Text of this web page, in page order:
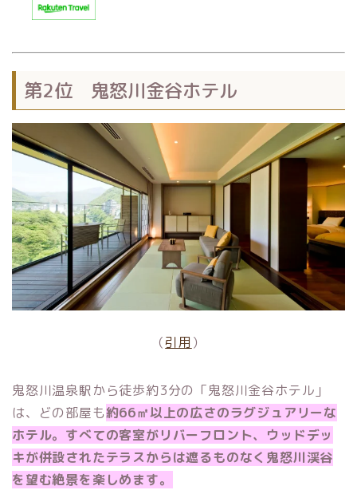
第2位 鬼怒川金谷ホテル
（引用 ）
鬼怒川温泉駅から徒歩約3分の「鬼怒川金谷ホテル」
は、どの部屋も約66㎡以上の広さのラグジュアリーな
ホテル。すべての客室がリバーフロント、ウッドデッ
キが併設されたテラスからは遮るものなく鬼怒川渓谷
を望む絶景を楽しめます。